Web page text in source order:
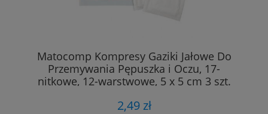
Matocomp Kompresy Gaziki Jałowe Do
Przemywania Pępuszka i Oczu, 17-
nitkowe, 12-warstwowe, 5 x 5 cm 3 szt.
2,49 zł